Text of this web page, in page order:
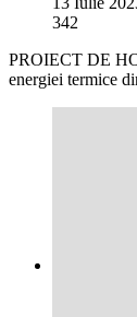
342
PROIECT DE
energiei termice